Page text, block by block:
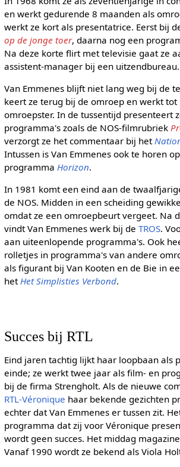
en werkt gedurende 8 maanden als
werkt ze kort als presentatrice. Eerst bij
op de jonge toer, daarna nog een
Na deze korte flirt met televisie gaat ze
assistent-manager bij een uitzendbureau.
Van Emmenes blijft niet lang weg bij de
keert ze terug bij de omroep en werkt tot
omroepster. In de tussentijd presenteert
programma's zoals de NOS-filmrubriek
verzorgt ze het commentaar bij het
Intussen is Van Emmenes ook te horen
programma Horizon.
In 1981 komt een eind aan de
de NOS. Midden in een scheiding
omdat ze een omroepbeurt vergeet. Na
vindt Van Emmenes werk bij de TROS.
aan uiteenlopende programma's. Ook
rolletjes in programma's van andere
als figurant bij Van Kooten en de Bie in
hetHet Simplisties Verbond.
Succes bij RTL
Eind jaren tachtig lijkt haar loopbaan als
einde; ze werkt twee jaar als film- en
bij de firma Strengholt. Als de nieuwe
RTL-Véronique haar bekende gezichten
echter dat Van Emmenes er tussen zit.
programma dat zij voor Véronique
wordt geen succes. Het middag
Vanaf 1990 wordt ze bekend als Viola